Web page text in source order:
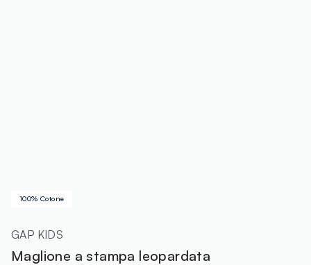
100% Cotone
GAP KIDS
Maglione a stampa leopardata